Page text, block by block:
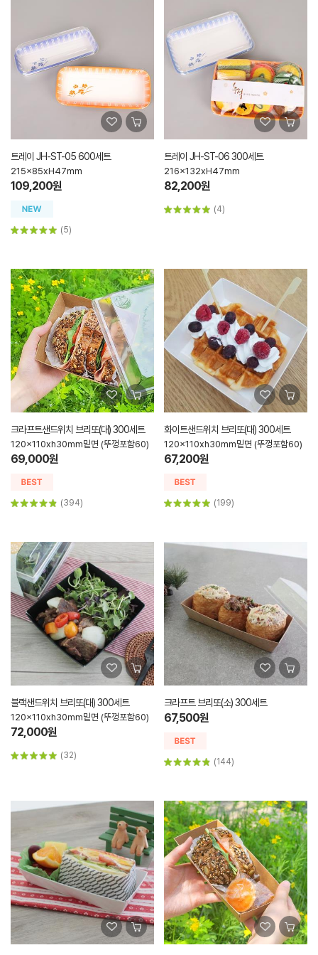
트레이 JH-ST-05 600세트
215x85xH47mm
109,200원
(5)
트레이 JH-ST-06 300세트
216x132xH47mm
82,200원
(4)
크라프트샌드위치 브리또(대) 300세트
120x110xh30mm밑면 (뚜껑포함60)
69,000원
(394)
화이트샌드위치 브리또(대) 300세트
120x110xh30mm밑면 (뚜껑포함60)
67,200원
(199)
블랙샌드위치 브리또(대) 300세트
120x110xh30mm밑면 (뚜껑포함60)
72,000원
(32)
크라프트 브리또(소) 300세트
67,500원
(144)